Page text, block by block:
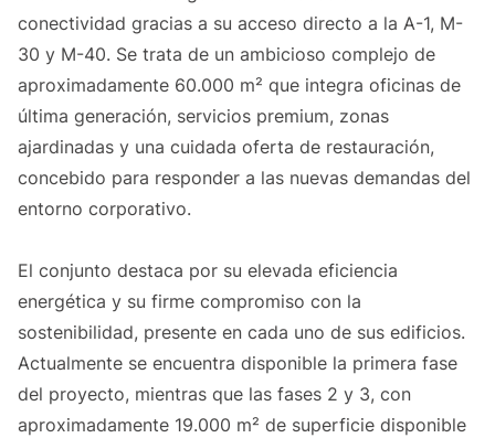
conectividad gracias a su acceso directo a la A-1, M-
30 y M-40. Se trata de un ambicioso complejo de
aproximadamente 60.000 m² que integra oficinas de
última generación, servicios premium, zonas
ajardinadas y una cuidada oferta de restauración,
concebido para responder a las nuevas demandas del
entorno corporativo.
El conjunto destaca por su elevada eficiencia
energética y su firme compromiso con la
sostenibilidad, presente en cada uno de sus edificios.
Actualmente se encuentra disponible la primera fase
del proyecto, mientras que las fases 2 y 3, con
aproximadamente 19.000 m² de superficie disponible